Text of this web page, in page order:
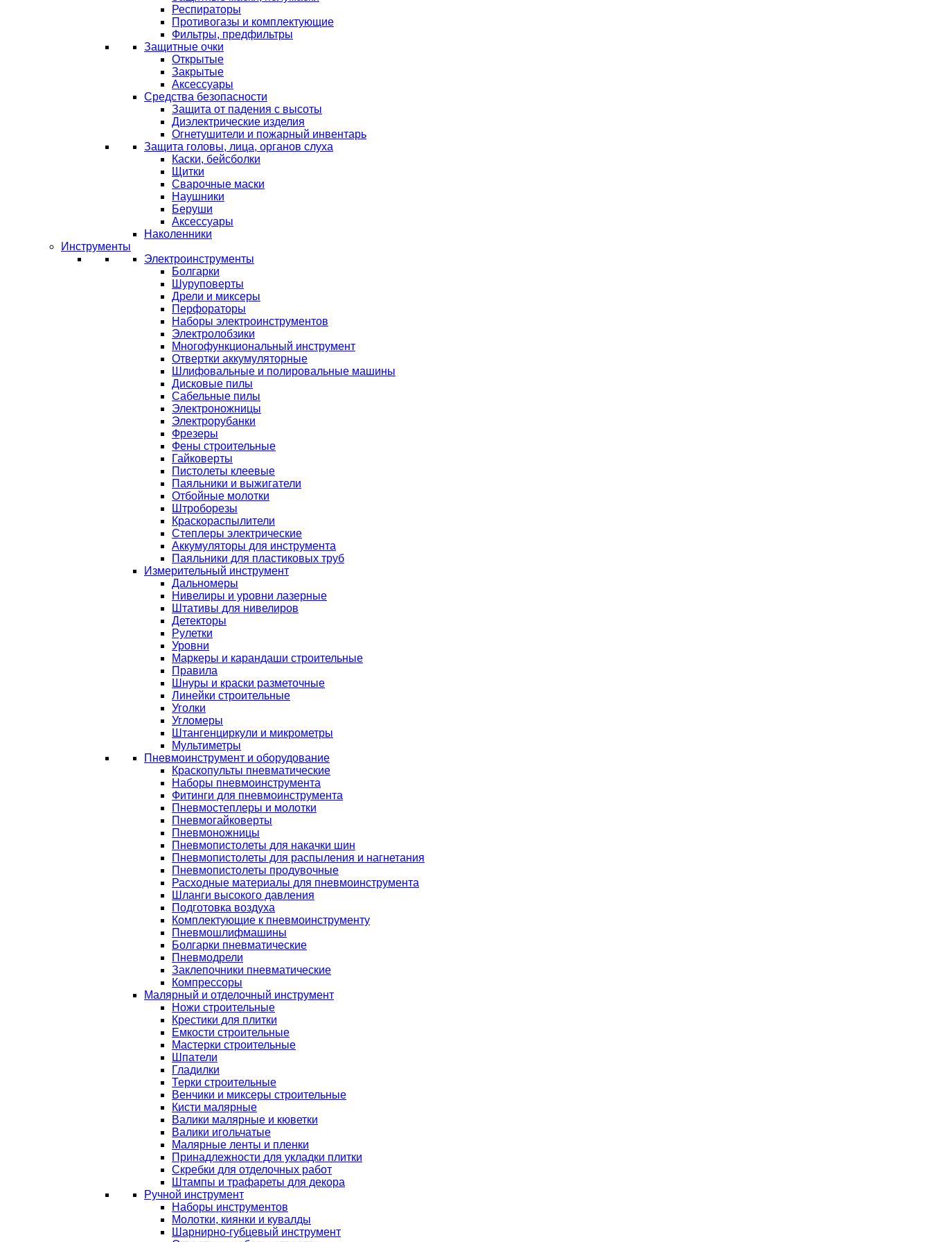
Респираторы
Противогазы и комплектующие
Фильтры, предфильтры
Защитные очки
Открытые
Закрытые
Аксессуары
Средства безопасности
Защита от падения с высоты
Диэлектрические изделия
Огнетушители и пожарный инвентарь
Защита головы, лица, органов слуха
Каски, бейсболки
Щитки
Сварочные маски
Наушники
Беруши
Аксессуары
Наколенники
Инструменты
Электроинструменты
Болгарки
Шуруповерты
Дрели и миксеры
Перфораторы
Наборы электроинструментов
Электролобзики
Многофункциональный инструмент
Отвертки аккумуляторные
Шлифовальные и полировальные машины
Дисковые пилы
Сабельные пилы
Электроножницы
Электрорубанки
Фрезеры
Фены строительные
Гайковерты
Пистолеты клеевые
Паяльники и выжигатели
Отбойные молотки
Штроборезы
Краскораспылители
Степлеры электрические
Аккумуляторы для инструмента
Паяльники для пластиковых труб
Измерительный инструмент
Дальномеры
Нивелиры и уровни лазерные
Штативы для нивелиров
Детекторы
Рулетки
Уровни
Маркеры и карандаши строительные
Правила
Шнуры и краски разметочные
Линейки строительные
Уголки
Угломеры
Штангенциркули и микрометры
Мультиметры
Пневмоинструмент и оборудование
Краскопульты пневматические
Наборы пневмоинструмента
Фитинги для пневмоинструмента
Пневмостеплеры и молотки
Пневмогайковерты
Пневмоножницы
Пневмопистолеты для накачки шин
Пневмопистолеты для распыления и нагнетания
Пневмопистолеты продувочные
Расходные материалы для пневмоинструмента
Шланги высокого давления
Подготовка воздуха
Комплектующие к пневмоинструменту
Пневмошлифмашины
Болгарки пневматические
Пневмодрели
Заклепочники пневматические
Компрессоры
Малярный и отделочный инструмент
Ножи строительные
Крестики для плитки
Емкости строительные
Мастерки строительные
Шпатели
Гладилки
Терки строительные
Венчики и миксеры строительные
Кисти малярные
Валики малярные и кюветки
Валики игольчатые
Малярные ленты и пленки
Принадлежности для укладки плитки
Скребки для отделочных работ
Штампы и трафареты для декора
Ручной инструмент
Наборы инструментов
Молотки, киянки и кувалды
Шарнирно-губцевый инструмент